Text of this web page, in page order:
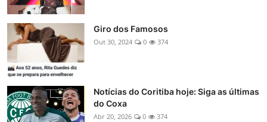
Giro dos Famosos
Out 30, 2024 0 374
Notícias do Coritiba hoje: Siga as últimas
do Coxa
Abr 20, 2026 0 374